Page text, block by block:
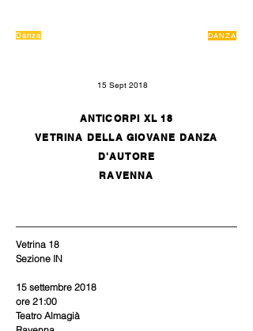
Danza DANZA
15 Sept 2018
ANTICORPI XL 18
VETRINA DELLA GIOVANE DANZA
D'AUTORE
RAVENNA
Vetrina 18
Sezione IN
15 settembre 2018
ore 21:00
Teatro Almagià